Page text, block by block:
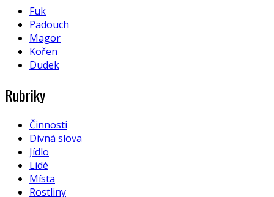
Fuk
Padouch
Magor
Kořen
Dudek
Rubriky
Činnosti
Divná slova
Jídlo
Lidé
Místa
Rostliny